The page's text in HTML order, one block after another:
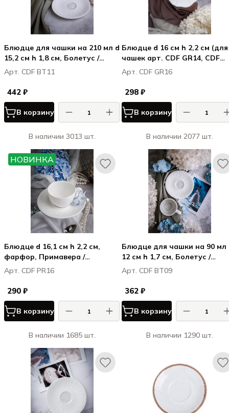
Блюдце для чашки на 210 мл d
15,2 см h 1,8 см, Болетус /
Boletus
Арт. CDF BT11
442 ₽
В корзину
В наличии 3013 шт.
Блюдце d 16 см h 2,2 см (для
чашек арт. CDF GR14, CDF
GR15), фарфор, Грация /
Grazia
Арт. CDF GR16
298 ₽
В корзину
В наличии 2077 шт.
НОВИНКА
Блюдце d 16,1 см h 2,2 см,
фарфор, Примавера /
Primavera (для CDF PR14, CDF
PR15)
Арт. CDF PR16
290 ₽
В корзину
В наличии 1685 шт.
Блюдце для чашки на 90 мл
12 см h 1,7 см, Болетус /
Boletus
Арт. CDF BT09
362 ₽
В корзину
В наличии 1290 шт.